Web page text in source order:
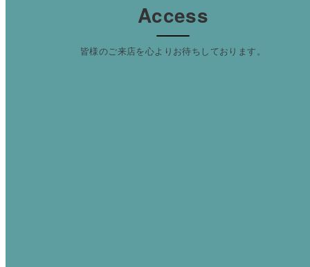
Access
皆様のご来店を心よりお待ちしております。